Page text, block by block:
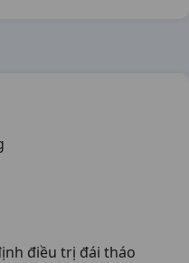
điều trị đái tháo